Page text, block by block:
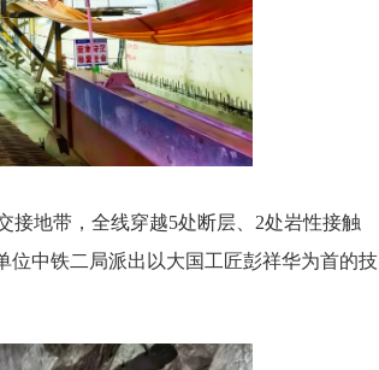
接地带，全线穿越5处断层、2处岩性接触
位中铁二局派出以大国工匠彭祥华为首的技